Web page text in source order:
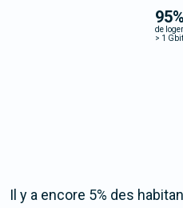
95%
de
> 1
Il y a encore 5% des